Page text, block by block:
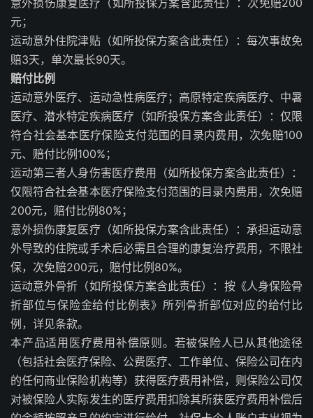
元；
运动意外住院津贴（如所投保方案含此责任）：每次事故免
赔3天，单次最长90天。
赔付比例
运动意外医疗、运动急性病医疗；高原特定疾病医疗、中暑
医疗、潜水特定疾病医疗（如所投保方案含此责任）：仅限
符合社会基本医疗保险支付范围的目录内费用，次免赔100
元、赔付比例100%；
运动第三者人身伤害医疗费用（如所投保方案含此责任）：
仅限符合社会基本医疗保险支付范围的目录内费用，次免赔
200元，赔付比例80%；
意外损伤康复医疗（如所投保方案含此责任）：承担运动意
外导致的住院或手术后必需且合理的康复治疗费用，不限社
保，次免赔200元，赔付比例80%。
运动意外骨折（如所投保方案含此责任）：按《人身保险骨
折部位与保险金给付比例表》所列骨折部位对应的给付比
例，详见条款。
本产品适用医疗费用补偿原则。若被保险人已从其他途径
（包括社会医疗保险、公费医疗、工作单位、保险公司在内
的任何商业保险机构等）获得医疗费用补偿，则保险公司仅
对被保险人实际发生的医疗费用扣除其所获医疗费用补偿后